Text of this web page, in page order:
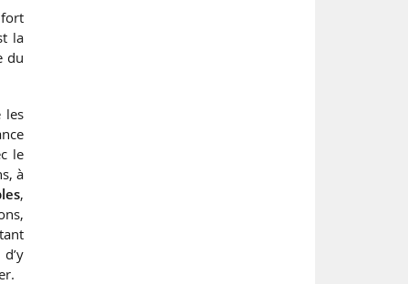
fort
la
du
les
le
à
,